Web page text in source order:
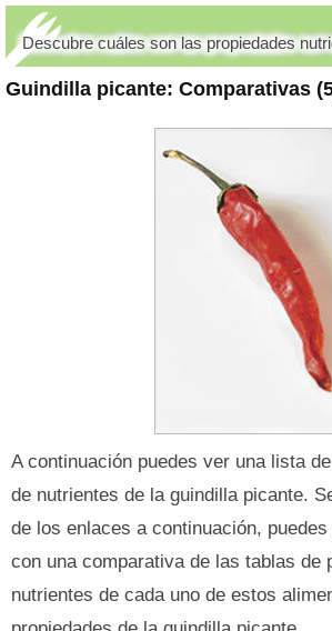
Guindilla picante: Comparativas
Descubre cuáles son las propiedades
A continuación puedes ver una lista
de nutrientes de la guindilla picante.
de los enlaces a continuación,
con una comparativa de las tablas de
nutrientes de cada uno de estos